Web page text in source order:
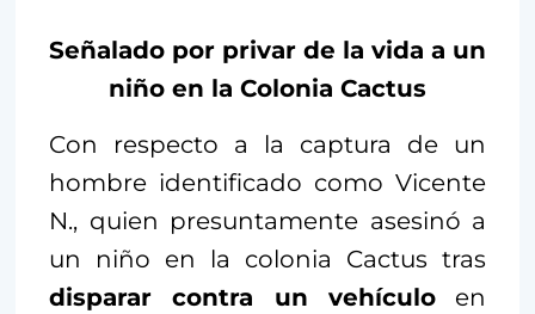
Señalado por privar de la vida a un
niño en la Colonia Cactus
Con respecto a la captura de un
hombre identificado como Vicente
N., quien presuntamente asesinó a
un niño en la colonia Cactus tras
disparar contra un vehículoen